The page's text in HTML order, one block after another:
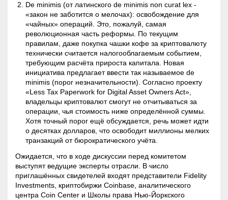
De minimis (от латинского de minimis non curat lex -
«закон не заботится о мелочах): освобождение для
«чайных» операций. Это, пожалуй, самая
революционная часть реформы. По текущим
правилам, даже покупка чашки кофе за криптовалюту
технически считается налогооблагаемым событием,
требующим расчёта прироста капитала. Новая
инициатива предлагает ввести так называемое de
minimis (порог незначительности). Согласно проекту
«Less Tax Paperwork for Digital Asset Owners Act»,
владельцы криптовалют смогут не отчитываться за
операции, чья стоимость ниже определённой суммы.
Хотя точный порог ещё обсуждается, речь может идти
о десятках долларов, что освободит миллионы мелких
транзакций от бюрократического учёта.
Ожидается, что в ходе дискуссии перед комитетом
выступят ведущие эксперты отрасли. В число
приглашённых свидетелей входят представители Fidelity
Investments, криптобиржи Coinbase, аналитического
центра Coin Center и Школы права Нью-Йоркского